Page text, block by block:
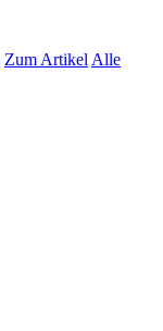
Zum Artikel Alle